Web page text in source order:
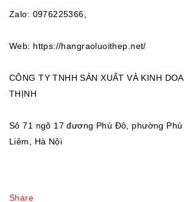
Zalo: 0976225366,
Web: https://hangraoluoithep.net/
CÔNG TY TNHH SẢN XUẤT VÀ KINH
THỊNH
Sô 71 ngõ 17 đương Phú Đô, phường
Liêm, Hà Nội
Share